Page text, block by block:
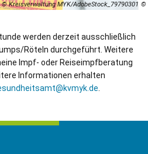
© Kreisverwaltung MYK/AdobeStock_79790301
werden derzeit ausschließlich
Röteln durchgeführt. Weitere
Impf- oder Reiseimpfberatung
Informationen erhalten